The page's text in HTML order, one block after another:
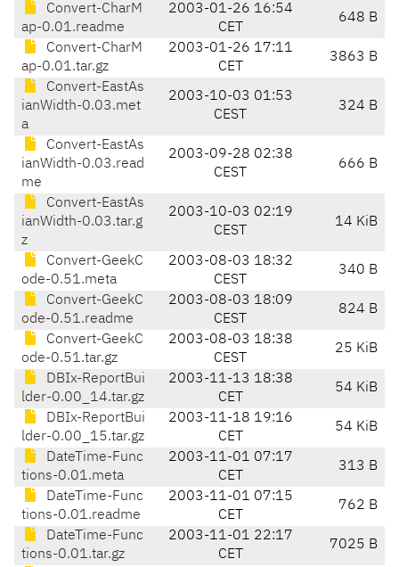
Convert-CharM
ap-0.01.readme
2003-01-26 16:54
CET
648 B
Convert-CharM
ap-0.01.tar.gz
2003-01-26 17:11
CET
3863 B
Convert-EastAs
ianWidth-0.03.met
a
2003-10-03 01:53
CEST
324 B
Convert-EastAs
ianWidth-0.03.read
me
2003-09-28 02:38
CEST
666 B
Convert-EastAs
ianWidth-0.03.tar.g
z
2003-10-03 02:19
CEST
14 KiB
Convert-GeekC
ode-0.51.meta
2003-08-03 18:32
CEST
340 B
Convert-GeekC
ode-0.51.readme
2003-08-03 18:09
CEST
824 B
Convert-GeekC
ode-0.51.tar.gz
2003-08-03 18:38
CEST
25 KiB
DBIx-ReportBui
lder-0.00_14.tar.gz
2003-11-13 18:38
CET
54 KiB
DBIx-ReportBui
lder-0.00_15.tar.gz
2003-11-18 19:16
CET
54 KiB
DateTime-Func
tions-0.01.meta
2003-11-01 07:17
CET
313 B
DateTime-Func
tions-0.01.readme
2003-11-01 07:15
CET
762 B
DateTime-Func
tions-0.01.tar.gz
2003-11-01 22:17
CET
7025 B